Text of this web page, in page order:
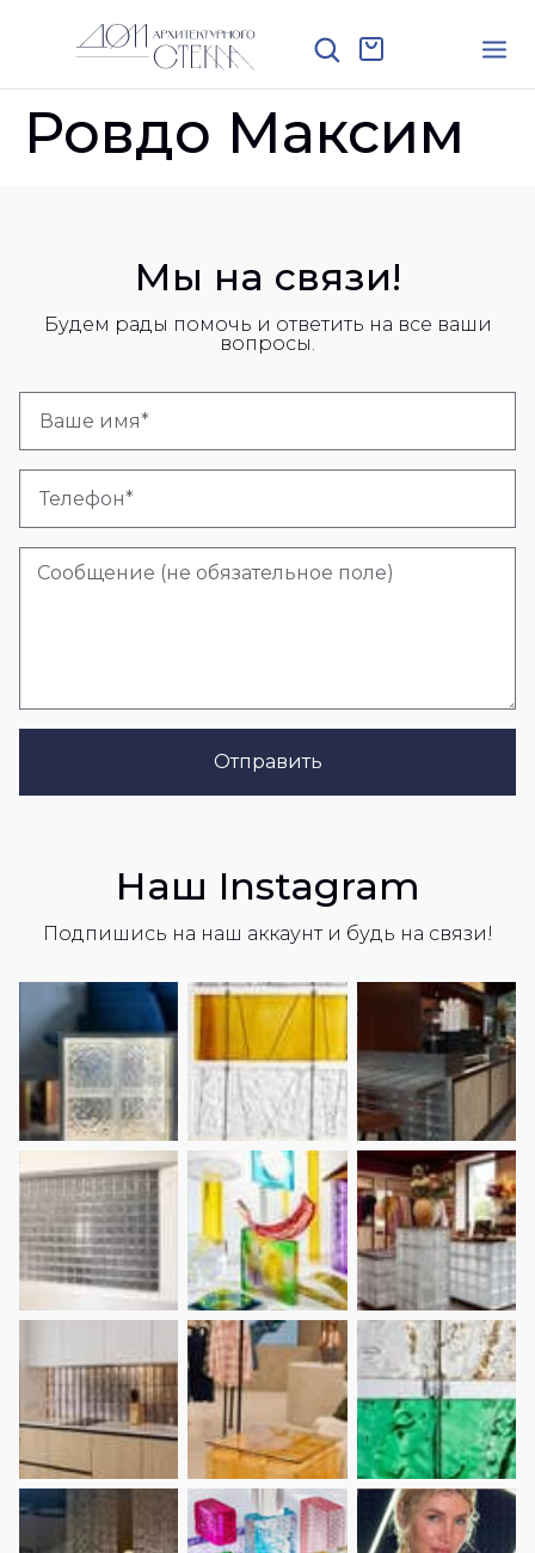
Ровдо Максим
Мы на связи!
Будем рады помочь и ответить на все ваши
вопросы.
Отправить
Наш Instagram
Подпишись на наш аккаунт и будь на связи!